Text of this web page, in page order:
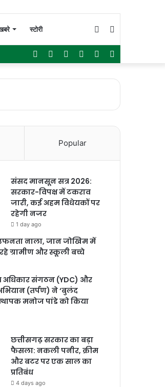
स्टोरी Switch
skin
WhatsApp
Instagram
YouTube
Twitter
Facebook
Popular
संसद मानसून सत्र 2026:
सरकार-विपक्ष में टकराव
जारी, कई अहम विधेयकों पर
रहेगी नजर
1 day ago
नाला, जान जोखिम में
ग्रामीण और स्कूली बच्चे
अधिकार संगठन (YDC) और
(तर्पण) ने ‘बुलंद
मनोज पांडे को किया
छत्तीसगढ़ सरकार का बड़ा
फैसला: नकली पनीर, क्रीम
और बटर पर एक साल का
प्रतिबंध
4 days ago